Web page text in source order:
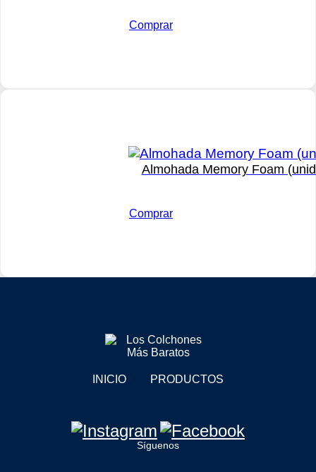
Comprar
Almohada Memory Foam
Comprar
INICIO PRODUCTOS
Síguenos